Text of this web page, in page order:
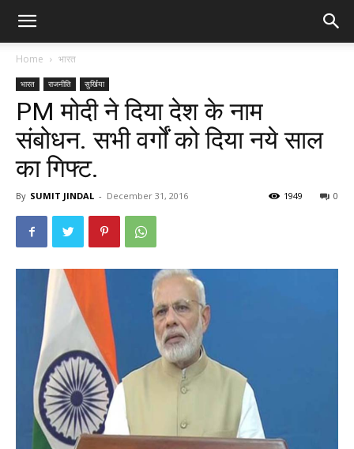
Home भारत
भारत राजनीति सुर्खिया
PM मोदी ने दिया देश के नाम
संबोधन. सभी वर्गों को दिया नये साल
का गिफ्ट.
By SUMIT JINDAL - December 31, 2016 0
1949